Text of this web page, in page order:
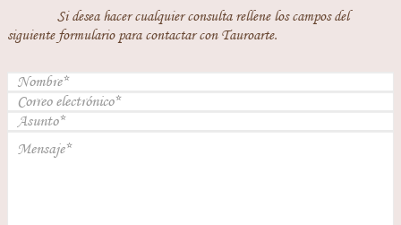
Si desea hacer cualquier consulta rellene los campos del
siguiente formulario para contactar con Tauroarte.